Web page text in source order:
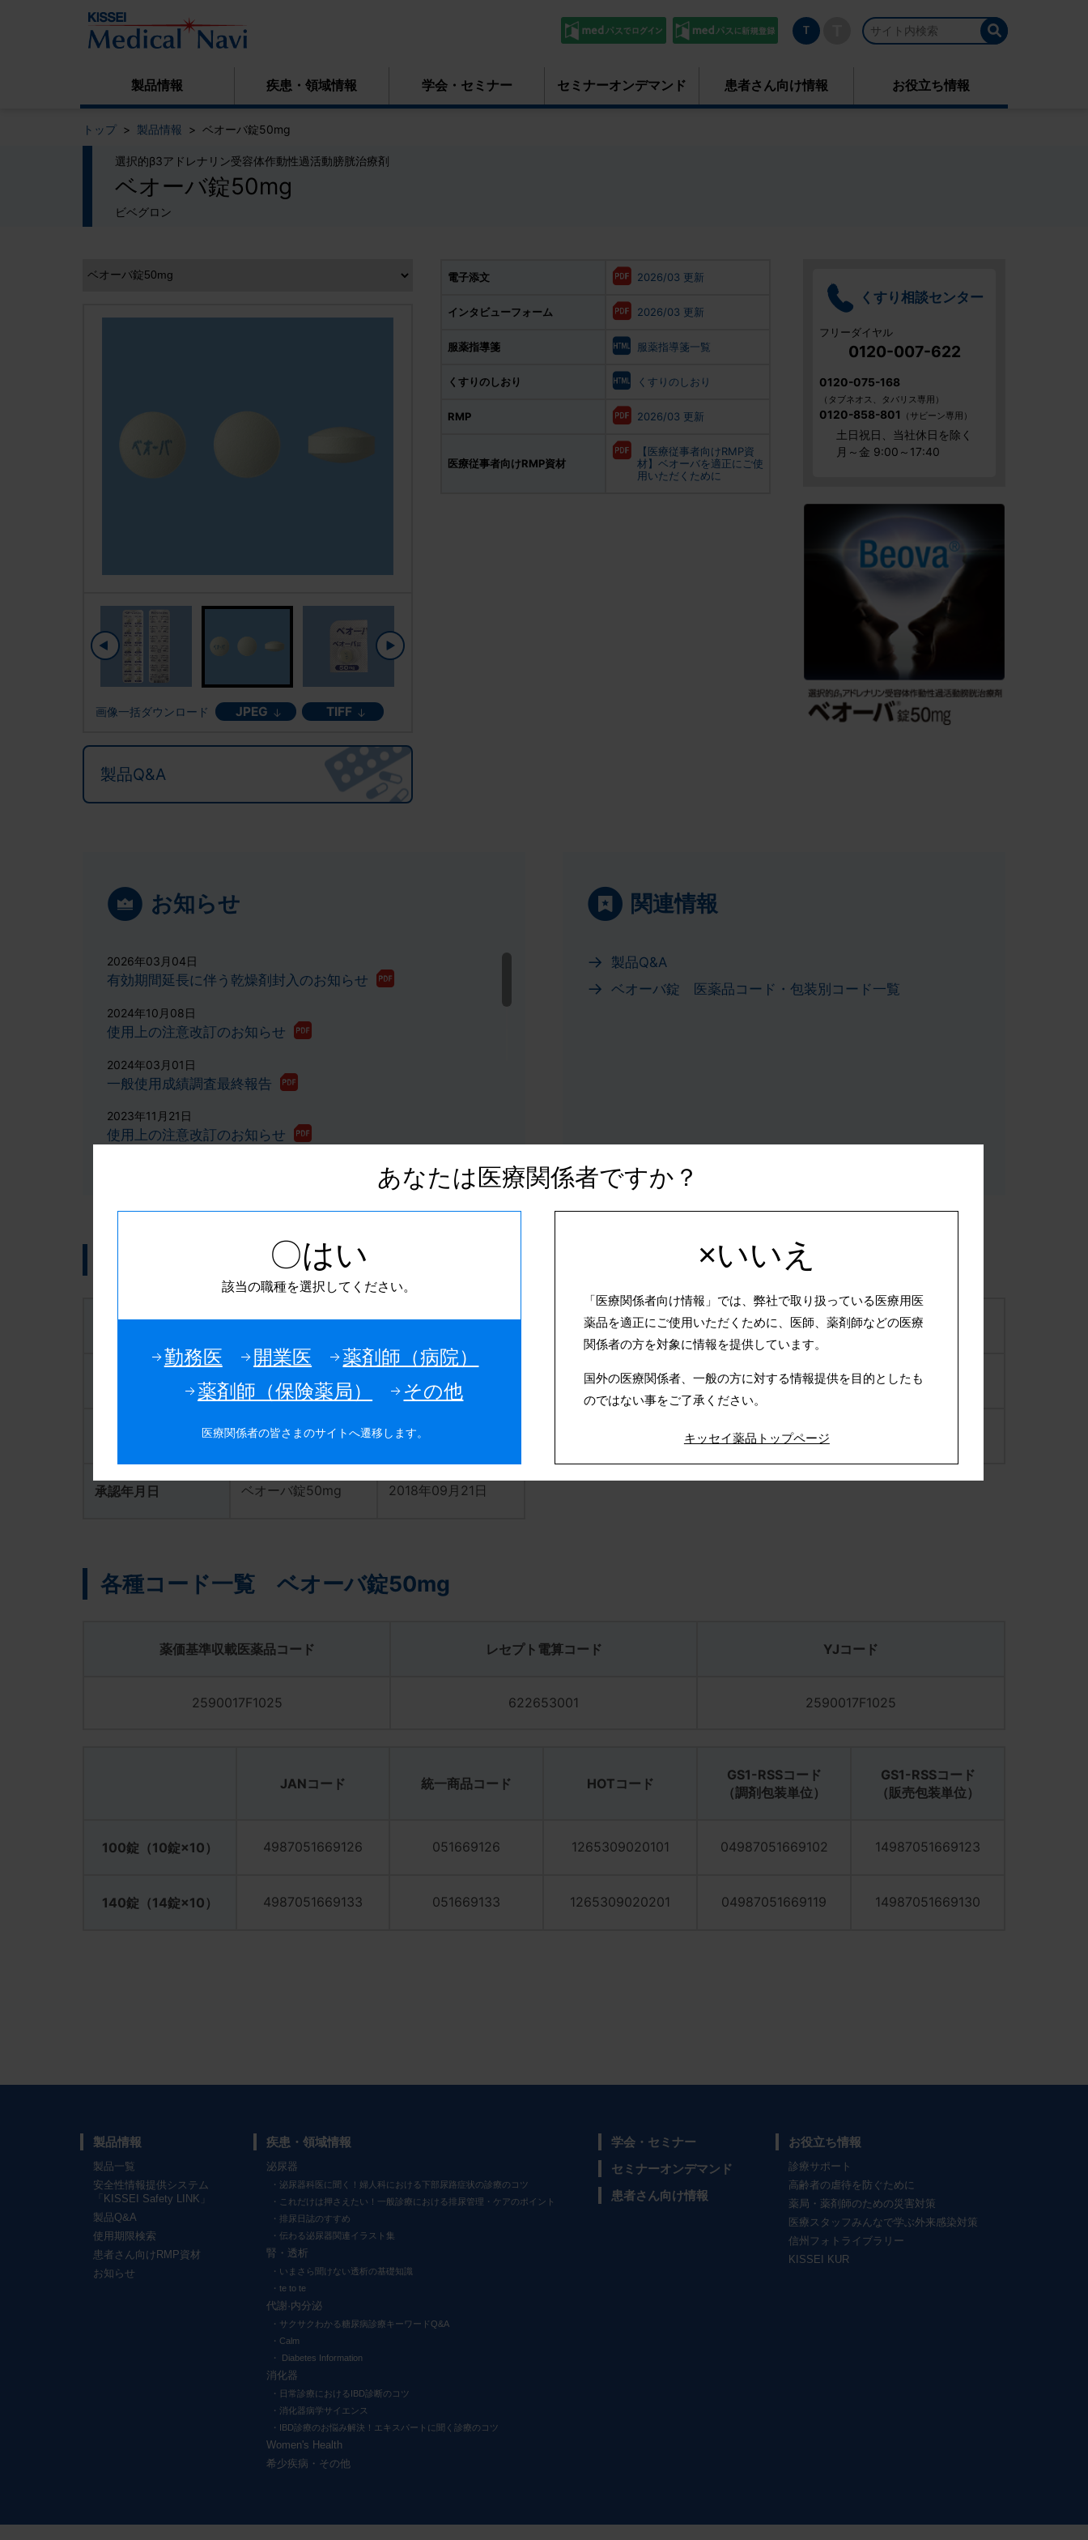
T
製品情報 疾患・領域情報 学会・セミナー セミナーオンデマンド 患者さん向け情報 お役立ち情報
トップ 製品情報 ベオーバ錠50mg
選択的β3アドレナリン受容体作動性過活動膀胱治療剤
ベオーバ錠50mg
ビベグロン
画像一括ダウンロード JPEG TIFF
製品Q&A
電子添文 2026/03 更新
インタビューフォーム 2026/03 更新
服薬指導箋 服薬指導箋一覧
くすりのしおり くすりのしおり
RMP 2026/03 更新
医療従事者向けRMP資材
【医療従事者向けRMP資
材】ベオーバを適正にご使
用いただくために
くすり相談センター
フリーダイヤル
0120-007-622
0120-075-168
（タブネオス、タバリス専用）
0120-858-801 （サビーン専用）
土日祝日、 当社休日を除く
月～金 9:00～17:40
お知らせ
2026年03月04日
有効期間延長に伴う乾燥剤封入のお知らせ
2024年10月08日
使用上の注意改訂のお知らせ
2024年03月01日
一般使用成績調査最終報告
2023年11月21日
使用上の注意改訂のお知らせ
限定出荷解除見通しに関するお知らせ
添付文書の同梱廃止及び情報提供方法に関するお知らせ
2021年02月15日
製品供給についてのお知らせとお詫び【第5版】
2020年07月16日
製品供給についてのお知らせとお詫び【第3版】
2020年05月18日
製品供給についてのお知らせとお詫び
添付文書改訂のお知らせ
市販直後調査の結果報告
関連情報
製品Q&A
ベオーバ錠 医薬品コード・包装別コード一覧
ベオーバ錠50mg 処方箋
ベオーバ錠50mg 室温保存
ベオーバ錠50mg 36箇月
承認年月日 ベオーバ錠50mg 2018年09月21日
薬価基準収載年月日 ベオーバ錠50mg 2018年11月20日
販売年月日 ベオーバ錠50mg 2018年11月27日
ベオーバ錠50mg
各種コード一覧 ベオーバ錠50mg
薬価基準収載医薬品コード レセプト電算コード YJコード
2590017F1025 622653001 2590017F1025
JANコード 統一商品コード HOTコード
GS1-RSSコード
（調剤包装単位）
GS1-RSSコード
（販売包装単位）
100錠（10錠×10） 4987051669126 051669126 1265309020101 04987051669102 14987051669123
140錠（14錠×10） 4987051669133 051669133 1265309020201 04987051669119 14987051669130
製品情報
製品一覧
安全性情報提供システム
「KISSEI Safety LINK」
製品Q&A
使用期限検索
患者さん向けRMP資材
お知らせ
疾患・領域情報
泌尿器
泌尿器科医に聞く！婦人科における下部尿路症状の診療のコツ
これだけは押さえたい！一般診療における排尿管理・ケアのポイント
排尿日誌のすすめ
伝わる泌尿器関連イラスト集
腎・透析
いまさら聞けない透析の基礎知識
te to te
代謝·内分泌
サクサクわかる糖尿病診療キーワードQ&A
Calm
Diabetes Information
消化器
日常診療におけるIBD診断のコツ
消化器病学サイエンス
IBD診療のお悩み解決！エキスパートに聞く診療のコツ
Women's Health
希少疾病・その他
学会・セミナー
セミナーオンデマンド
患者さん向け情報
お役立ち情報
診療サポート
高齢者の虐待を防ぐために
薬局・薬剤師のための災害対策
医療スタッフみんなで学ぶ外来感染対策
信州フォトライブラリー
KISSEI KUR
あなたは医療関係者ですか？
〇はい
該当の職種を選択してください。
勤務医 開業医
薬剤師（病院）
薬剤師（保険薬局）
その他
医療関係者の皆さまのサイトへ遷移します。
×いいえ
「医療関係者向け情報」では、弊社で取り扱っている医療用医
薬品を適正にご使用いただくために、医師、薬剤師などの医療
関係者の方を対象に情報を提供しています。
国外の医療関係者、一般の方に対する情報提供を目的としたも
のではない事をご了承ください。
キッセイ薬品トップページ